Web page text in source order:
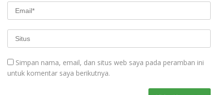
Simpan nama, email, dan situs web saya pada peramban ini
untuk komentar saya berikutnya.